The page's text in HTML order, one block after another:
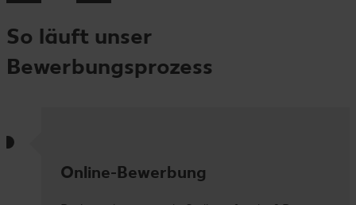
So läuft unser
Bewerbungsprozess
Online-Bewerbung